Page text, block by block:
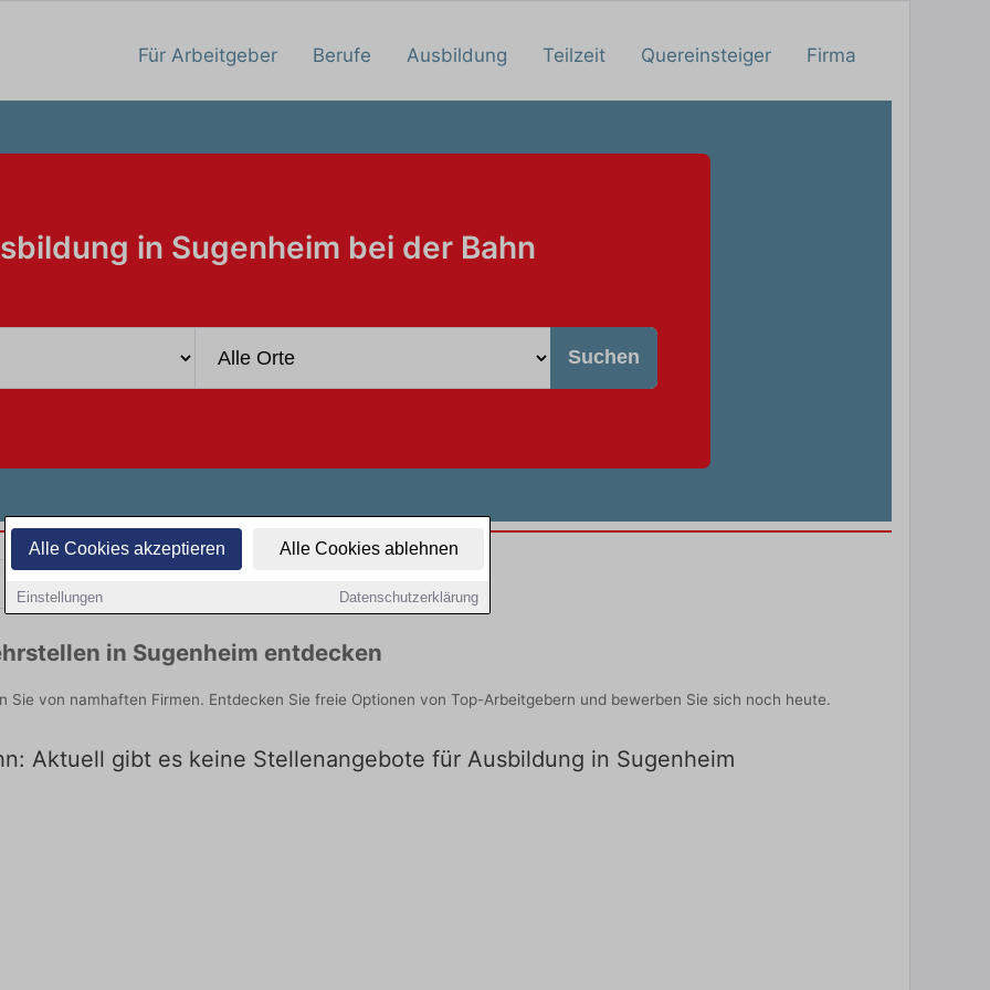
Alle Cookies akzeptieren Alle Cookies ablehnen
Einstellungen Datenschutzerklärung
Für Arbeitgeber Berufe Ausbildung Teilzeit Quereinsteiger Firma
in Sugenheim bei der Bahn
Suchen
in Sugenheim entdecken
Sie von namhaften Firmen. Entdecken Sie freie Optionen von Top-Arbeitgebern und bewerben Sie sich noch heute.
Aktuell gibt es keine Stellenangebote für Ausbildung in Sugenheim